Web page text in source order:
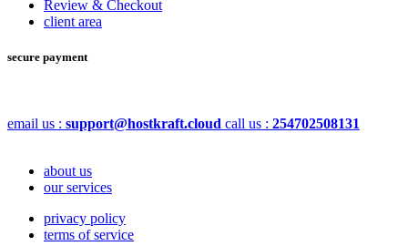
Review & Checkout
client area
secure payment
email us : support@hostkraft.cloud call us : 254702508131
about us
our services
privacy policy
terms of service